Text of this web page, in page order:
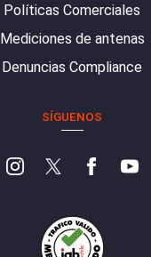
Políticas Comerciales
Mediciones de antenas
Denuncias Compliance
SÍGUENOS